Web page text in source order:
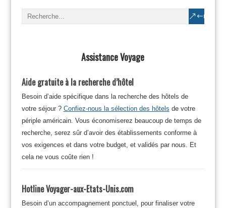
Assistance Voyage
Aide gratuite à la recherche d’hôtel
Besoin d’aide spécifique dans la recherche des hôtels de
votre séjour ? Confiez-nous la sélection des hôtels de votre
périple américain. Vous économiserez beaucoup de temps de
recherche, serez sûr d’avoir des établissements conforme à
vos exigences et dans votre budget, et validés par nous. Et
cela ne vous coûte rien !
Hotline Voyager-aux-Etats-Unis.com
Besoin d’un accompagnement ponctuel, pour finaliser votre